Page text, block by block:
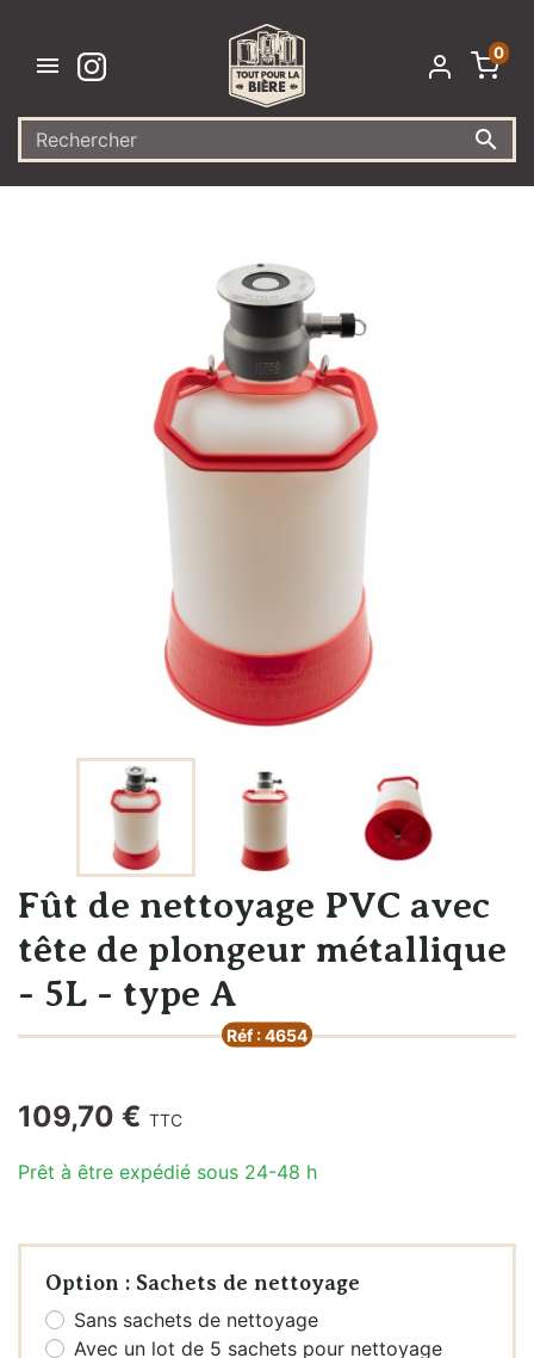


0
Fût de nettoyage PVC avec
tête de plongeur métallique
- 5L - type A
Réf : 4654
109,70 € TTC
Prêt à être expédié sous 24-48 h
Option : Sachets de nettoyage
Sans sachets de nettoyage
Avec un lot de 5 sachets pour nettoyage